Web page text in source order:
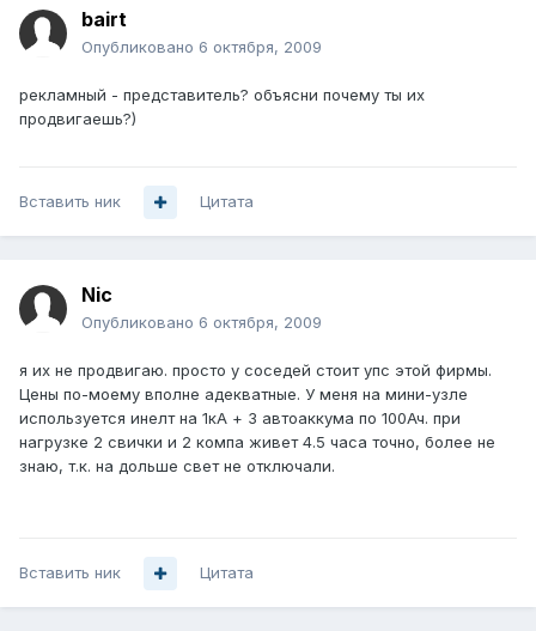
bairt
Опубликовано 6 октября, 2009
рекламный - представитель? объясни почему ты их
продвигаешь?)
Вставить ник Цитата
Nic
Опубликовано 6 октября, 2009
я их не продвигаю. просто у соседей стоит упс этой фирмы.
Цены по-моему вполне адекватные. У меня на мини-узле
используется инелт на 1кА + 3 автоаккума по 100Ач. при
нагрузке 2 свички и 2 компа живет 4.5 часа точно, более не
знаю, т.к. на дольше свет не отключали.
Вставить ник Цитата